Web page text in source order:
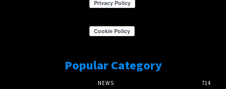
Popular Category
NEWS 714